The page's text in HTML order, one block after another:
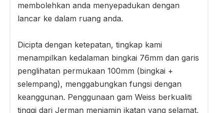
membolehkan anda menyepadukan dengan
lancar ke dalam ruang anda.
Dicipta dengan ketepatan, tingkap kami
menampilkan kedalaman bingkai 76mm dan garis
penglihatan permukaan 100mm (bingkai +
selempang), menggabungkan fungsi dengan
keanggunan. Penggunaan gam Weiss berkualiti
tinggi dari Jerman menjamin ikatan yang selamat,